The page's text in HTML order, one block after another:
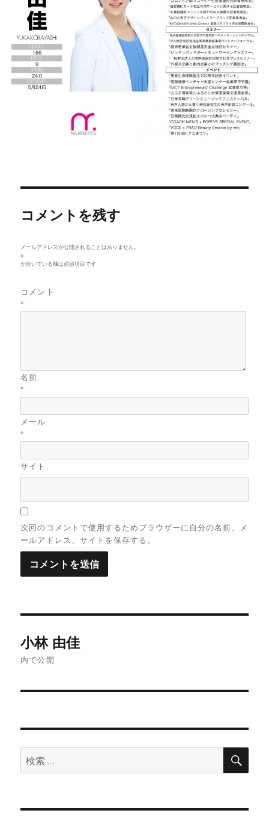
コメントを残す
メールアドレスが公開されることはありません。
※
が付いている欄は必須項目です
コメント
※
名前
※
メール
※
サイト
次回のコメントで使用するためブラウザーに自分の名前、メ
ールアドレス、サイトを保存する。
稿
ナ
ゲ
シ
ョ
ン
小林 由佳
内で公開
索:
検